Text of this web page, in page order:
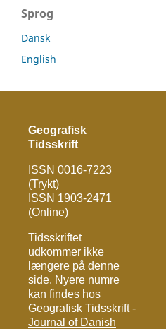
Sprog
Dansk
English
Geografisk
Tidsskrift
ISSN 0016-7223
(Trykt)
ISSN 1903-2471
(Online)
Tidsskriftet
udkommer ikke
længere på denne
side. Nyere numre
kan findes hos
Geografisk Tidsskrift -
Journal of Danish